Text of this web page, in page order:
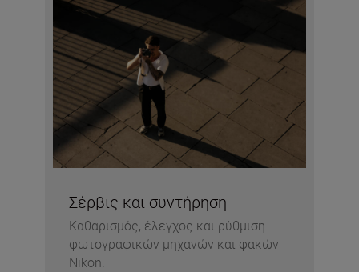
Σέρβις και συντήρηση
Καθαρισμός, έλεγχος και ρύθμιση
φωτογραφικών μηχανών και φακών
Nikon.